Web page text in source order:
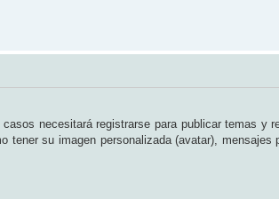
necesitará registrarse para publicar temas y
su imagen personalizada (avatar), mensajes